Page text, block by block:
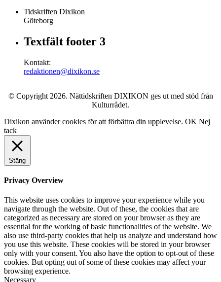
Tidskriften Dixikon
Göteborg
Textfält footer 3
Kontakt:
redaktionen@dixikon.se
© Copyright 2026. Nättidskriften DIXIKON ges ut med stöd från
Kulturrådet.
Dixikon använder cookies för att förbättra din upplevelse. OK Nej
tack
Stäng
Privacy Overview
This website uses cookies to improve your experience while you
navigate through the website. Out of these, the cookies that are
categorized as necessary are stored on your browser as they are
essential for the working of basic functionalities of the website. We
also use third-party cookies that help us analyze and understand how
you use this website. These cookies will be stored in your browser
only with your consent. You also have the option to opt-out of these
cookies. But opting out of some of these cookies may affect your
browsing experience.
Necessary